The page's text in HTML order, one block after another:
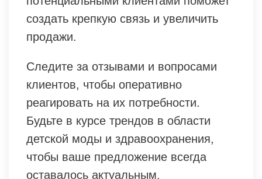
создать крепкую связь и увеличить
продажи.
Следите за отзывами и вопросами
клиентов, чтобы оперативно
реагировать на их потребности.
Будьте в курсе трендов в области
детской моды и здравоохранения,
чтобы ваше предложение всегда
оставалось актуальным.